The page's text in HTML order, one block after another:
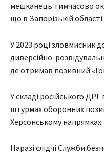
мешканець тимчасово
що в Запорізькій області.
У 2023 році зловмисник
диверсійно-
де отримав позивний
У складі російського
штурмах оборонних
Херсонському напрямках.
Наразі слідчі Служби